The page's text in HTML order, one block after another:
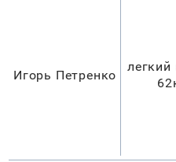
Игорь Петренко
легкий